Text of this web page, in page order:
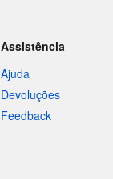
Assistência
Ajuda
Devoluções
Feedback